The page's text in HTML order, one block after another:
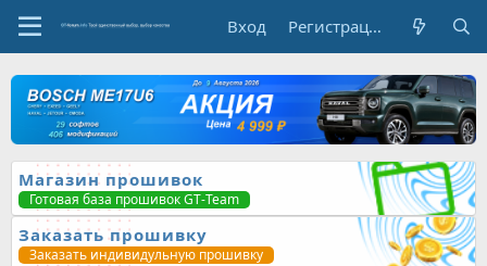
Вход Регистрация
Магазин прошивок
Готовая база прошивок GT-Team
Заказать прошивку
Заказать индивидульную прошивку